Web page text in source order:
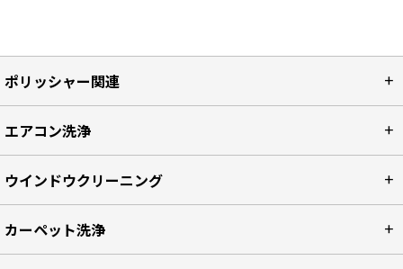
ポリッシャー関連
エアコン洗浄
ウインドウクリーニング
カーペット洗浄